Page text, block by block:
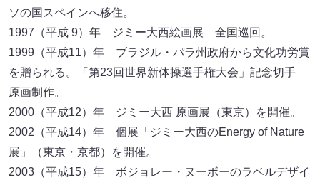
ソの国スペインへ移住。
1997（平成 9）年 ジミー大西絵画展 全国巡回。
1999（平成11）年 ブラジル・パラ州政府から文化功労賞
を贈られる。「第23回世界新体操選手権大会」記念切手
原画制作。
2000（平成12）年 ジミー大西 原画展（東京）を開催。
2002（平成14）年 個展「ジミー大西のEnergy of Nature
展」（東京・京都）を開催。
2003（平成15）年 ボジョレー・ヌーボーのラベルデザイ